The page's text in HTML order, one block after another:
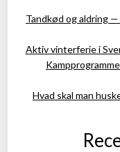
Tandkød og aldring
Aktiv vinterferie i
Hvad skal man